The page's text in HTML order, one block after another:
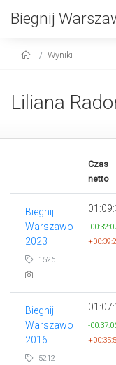
Biegnij
Wyniki
Liliana
Czas
netto
Biegnij
Warszawo
2023
1526
-
Biegnij
Warszawo
2016
5212
-